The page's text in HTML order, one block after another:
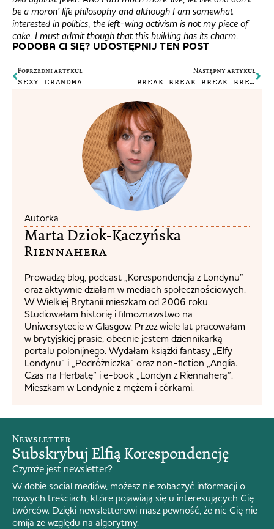
be a moron’ life philosophy and although I am somewhat
interested in politics, the left-wing activism is not my piece of
cake. I must admit though that this building has its charm.
PODOBA CI SIĘ? UDOSTĘPNIJ TEN POST
Poprzedni artykuł
SEXY GRANDMA
Następny artykuł
BREAK BREAK BREAK BREAK BREAK
Autorka
Marta Dziok-Kaczyńska
Riennahera​
Prowadzę blog, podcast „Korespondencja z Londynu”
oraz aktywnie działam w mediach społecznościowych.
W Wielkiej Brytanii mieszkam od 2006 roku.
Studiowałam historię i filmoznawstwo na
Uniwersytecie w Glasgow. Przez wiele lat pracowałam
w brytyjskiej prasie, obecnie jestem dziennikarką
portalu polonijnego. Wydałam książki fantasy „Elfy
Londynu” i „Podróżniczka” oraz non-fiction „Anglia.
Czas na Herbatę” i e-book „Londyn z Riennaherą”.
Mieszkam w Londynie z mężem i córkami.
Newsletter
Subskrybuj Elfią Korespondencję
Czymże jest newsletter?
W dobie social mediów, możesz nie zobaczyć informacji o
nowych treściach, które pojawiają się u interesujących Cię
twórców. Dzięki newsletterowi masz pewność, że nic Cię nie
omija ze względu na algorytmy.